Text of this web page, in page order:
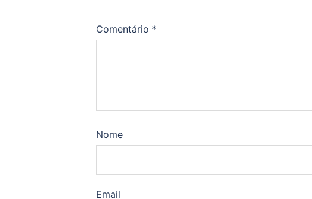
Comentário *
Nome
Email